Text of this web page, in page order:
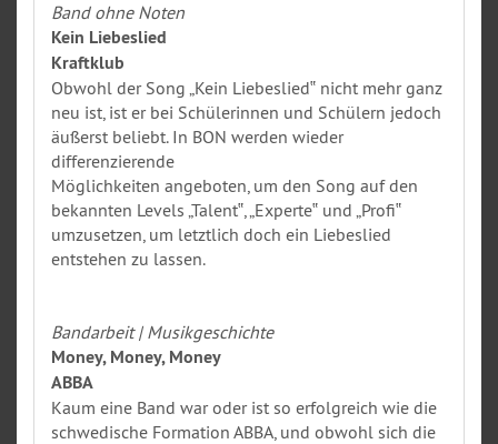
Band ohne Noten
Kein Liebeslied
Kraftklub
Obwohl der Song „Kein Liebeslied‟ nicht mehr ganz
neu ist, ist er bei Schülerinnen und Schülern jedoch
äußerst beliebt. In BON werden wieder
differenzierende
Möglichkeiten angeboten, um den Song auf den
bekannten Levels „Talent‟, „Experte‟ und „Profi‟
umzusetzen, um letztlich doch ein Liebeslied
entstehen zu lassen.
Bandarbeit | Musikgeschichte
Money, Money, Money
ABBA
Kaum eine Band war oder ist so erfolgreich wie die
schwedische Formation ABBA, und obwohl sich die